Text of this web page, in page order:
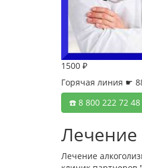
1500 ₽
Горячая линия ☛
☎️ 8 800 222 72
Лечение
Лечение